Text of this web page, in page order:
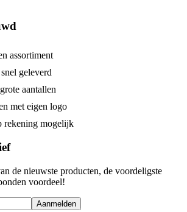
assortiment
geleverd
aantallen
met eigen logo
rekening mogelijk
de nieuwste producten, de voordeligste
voordeel!
Aanmelden